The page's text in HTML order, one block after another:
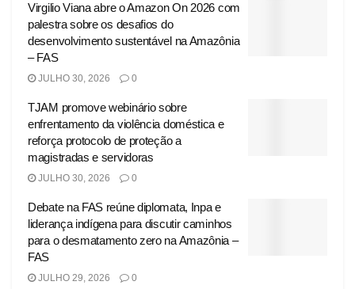
Virgilio Viana abre o Amazon On 2026 com
palestra sobre os desafios do
desenvolvimento sustentável na Amazônia
– FAS
JULHO 30, 2026 0
TJAM promove webinário sobre
enfrentamento da violência doméstica e
reforça protocolo de proteção a
magistradas e servidoras
JULHO 30, 2026 0
Debate na FAS reúne diplomata, Inpa e
liderança indígena para discutir caminhos
para o desmatamento zero na Amazônia –
FAS
JULHO 29, 2026 0